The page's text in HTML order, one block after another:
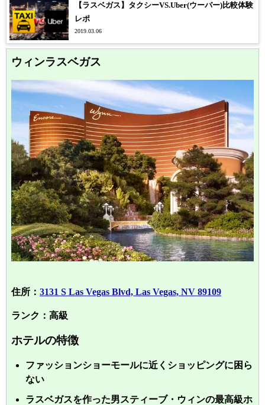
【ラスベガス】タクシーVS.Uber(ウーバー)比較体験
レポ
2019.03.06
ウィンラスベガス
住所： 3131 S Las Vegas Blvd, Las Vegas, NV 89109
ランク：高級
ホテルの特徴
ファッションショーモールに近くショッピングに困ら
ない
ラスベガスを作った男スティーブ・ウィンの最高級ホ